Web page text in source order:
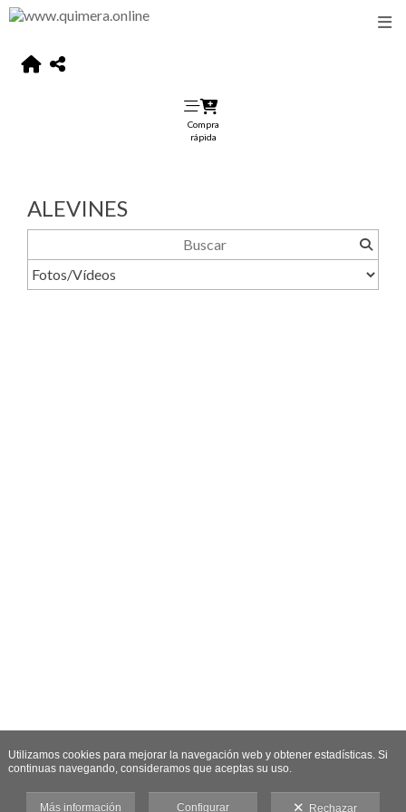
Compra
rápida
ALEVINES
Utilizamos cookies para mejorar la navegación web y obtener estadísticas. Si
continuas navegando, consideramos que aceptas su uso.
Más información Configurar Rechazar